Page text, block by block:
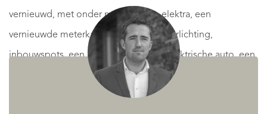
vernieuwd, met onder meer nieuwe elektra, een
vernieuwde meterkast, stijlvolle wandverlichting,
inbouwspots, een laadpunt voor een elektrische auto, een
nieuwe cv-ketel en meerdere airco-units die zowel kunnen